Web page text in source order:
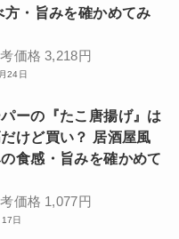
方・旨みを確かめてみ
価格 3,218円
24日
ーの『たこ唐揚げ』は
けど買い？ 居酒屋風
食感・旨みを確かめて
価格 1,077円
日